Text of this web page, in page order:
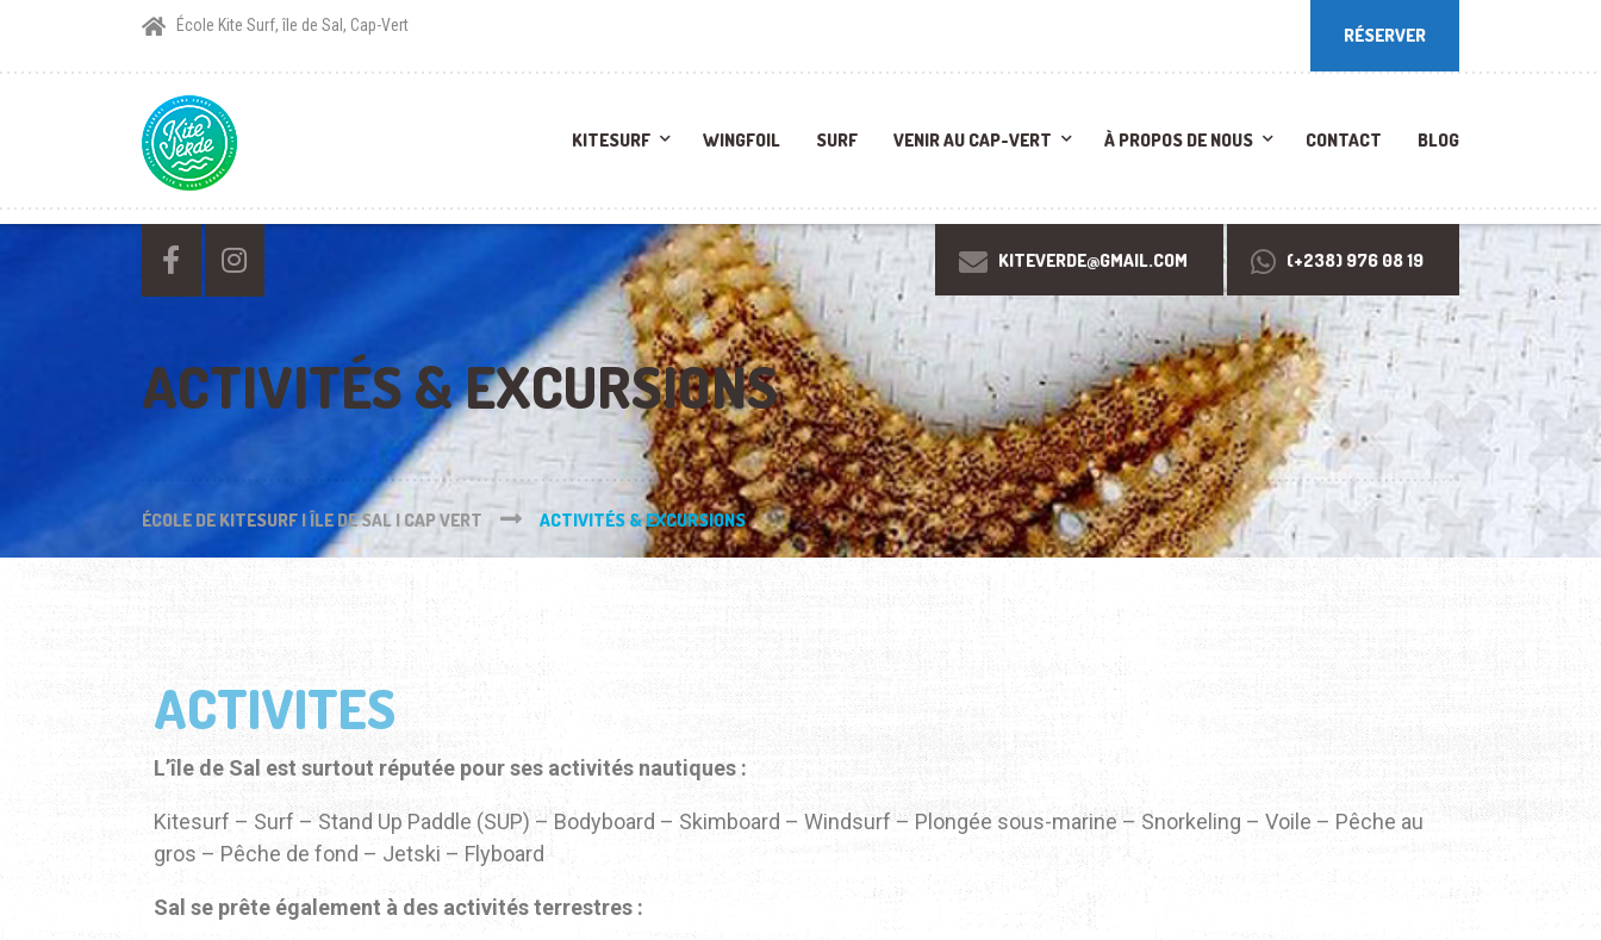
École Kite Surf, île de Sal, Cap-Vert RÉSERVER
KITESURF WINGFOIL SURF VENIR AU CAP-VERT À PROPOS DE NOUS CONTACT BLOG
KITEVERDE@GMAIL.COM (+238) 976 08 19
ACTIVITÉS & EXCURSIONS
ÉCOLE DE KITESURF | ÎLE DE SAL | CAP VERT ACTIVITÉS & EXCURSIONS
ACTIVITES
L’île de Sal est surtout réputée pour ses activités nautiques :
Kitesurf – Surf – Stand Up Paddle (SUP) – Bodyboard – Skimboard – Windsurf – Plongée sous-marine – Snorkeling – Voile – Pêche au
gros – Pêche de fond – Jetski – Flyboard
Sal se prête également à des activités terrestres :